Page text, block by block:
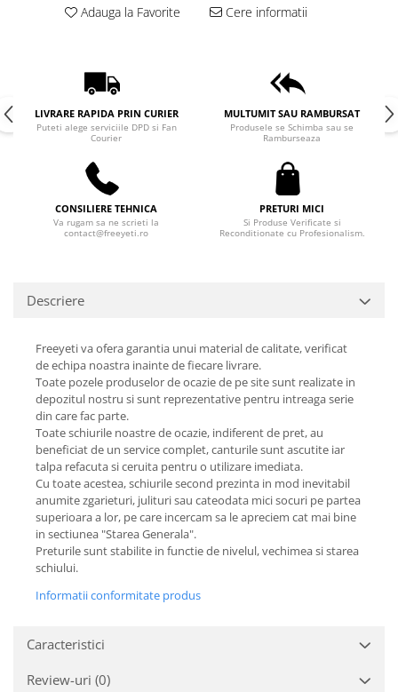
Adauga la Favorite Cere informatii
LIVRARE RAPIDA PRIN CURIER
Puteti alege serviciile DPD si Fan
Courier
MULTUMIT SAU RAMBURSAT
Produsele se Schimba sau se
Ramburseaza
CONSILIERE TEHNICA
Va rugam sa ne scrieti la
contact@freeyeti.ro
PRETURI MICI
Si Produse Verificate si
Reconditionate cu Profesionalism.
Descriere
Freeyeti va ofera garantia unui material de calitate, verificat
de echipa noastra inainte de fiecare livrare.
Toate pozele produselor de ocazie de pe site sunt realizate in
depozitul nostru si sunt reprezentative pentru intreaga serie
din care fac parte.
Toate schiurile noastre de ocazie, indiferent de pret, au
beneficiat de un service complet, canturile sunt ascutite iar
talpa refacuta si ceruita pentru o utilizare imediata.
Cu toate acestea, schiurile second prezinta in mod inevitabil
anumite zgarieturi, julituri sau cateodata mici socuri pe partea
superioara a lor, pe care incercam sa le apreciem cat mai bine
in sectiunea "Starea Generala".
Preturile sunt stabilite in functie de nivelul, vechimea si starea
schiului.
Informatii conformitate produs
Caracteristici
Review-uri (0)